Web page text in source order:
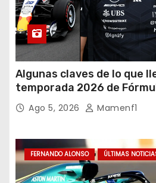
Algunas claves de lo que
temporada 2026 de
Ago 5, 2026 Mamenf1
FERNANDO ALONSO ÚLTIMAS